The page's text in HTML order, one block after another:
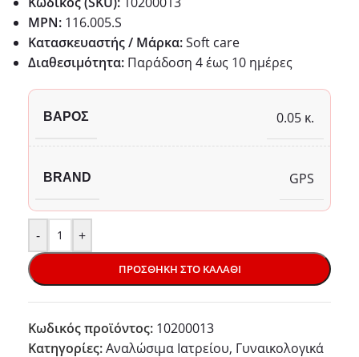
MPN: 116.005.S
Κατασκευαστής / Μάρκα:Soft care
Διαθεσιμότητα: Παράδoση 4 έως 10 ημέρες
ΒΆΡΟΣ 0.05 κ.
BRAND GPS
- +
ΠΡΟΣΘΉΚΗ ΣΤΟ ΚΑΛΆΘΙ
Κωδικός προϊόντος: 10200013
Κατηγορίες:Αναλώσιμα Ιατρείου, Γυναικολογικά